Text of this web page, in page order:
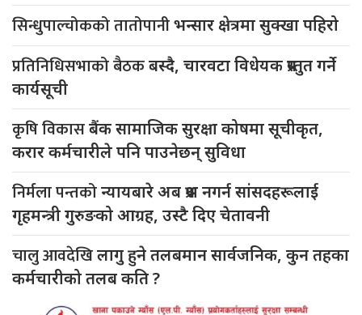
सिन्धुपाल्चोकको तातोपानीभन्सार क्षेत्रमा सुक्खा पहिरो
प्रतिनिधिसभाको बैठकबस्दै, चारवटा विधेयक प्रस्तुत गर्ने
कार्यसूची
कृषि विकासबैंक सामाजिक सुरक्षा कोषमा सूचीकृत,
करार कर्मचारीले पनि पाउनेछन् सुविधा
निर्मला पन्तकोन्यायबारे अब प्रश्न नगर्न सांसदहरूलाई
गृहमन्त्री गुरुङको आग्रह, उस्टै दिए चेतावनी
चालु आवदेखिलागु हुने तलबमान सार्वजनिक, कुन तहका
कर्मचारीको तलब कति ?